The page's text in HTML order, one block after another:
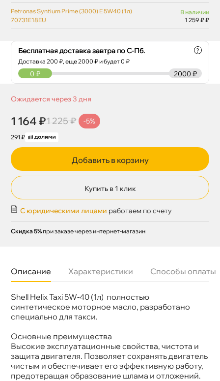
Бесплатная доставка завтра по С-Пб.
Доставка200 ₽, еще2000 ₽ и будет 0 ₽
?
2000 ₽
0 ₽
Ожидается через 3 дня
1 164 ₽1 225 ₽ -5%
291 ₽
Добавить в корзину
Купить в 1 клик
С юридическими лицами работаем по счету
Скидка 5% при заказе через интернет-магазин
Petronas Syntium Prime (3000) E 5W40 (1л)
70731E18EU
наличии
1 259 ₽ ₽
Описание Характеристики Способы оплаты
Shell Helix Taxi 5W-40 (1л) полностью
синтетическое моторное масло, разработано
специально для такси.
Основные преимущества
ысокие эксплуатационные свойства, чистота и
защита двигателя. Позволяет сохранять двигатель
чистым и обеспечивает его эффективную работу,
предотвращая образование шлама и отложений.
язкость
5W-40
Тип масла
Синтетика
Допуски
MB 229.3; VW 502/505.00 Renault RN 0700,
Спецификации
API SN PLUS; API SN; ACEA A3/B3, A3/B4
Объем
1л
550059421